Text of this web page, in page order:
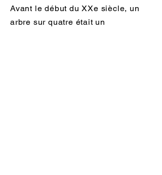
Avant le début du XXe siècle, un
arbre sur quatre était un